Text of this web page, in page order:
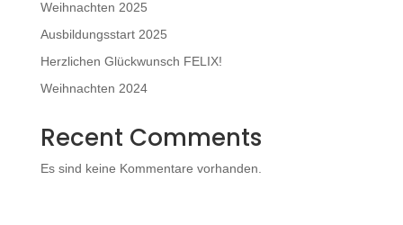
Weihnachten 2025
Ausbildungsstart 2025
Herzlichen Glückwunsch FELIX!
Weihnachten 2024
Recent Comments
Es sind keine Kommentare vorhanden.